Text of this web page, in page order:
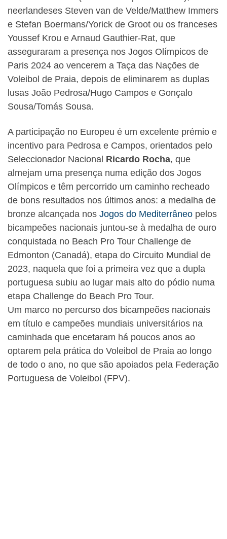
neerlandeses Steven van de Velde/Matthew Immers
e Stefan Boermans/Yorick de Groot ou os franceses
Youssef Krou e Arnaud Gauthier-Rat, que
asseguraram a presença nos Jogos Olímpicos de
Paris 2024 ao vencerem a Taça das Nações de
Voleibol de Praia, depois de eliminarem as duplas
lusas João Pedrosa/Hugo Campos e Gonçalo
Sousa/Tomás Sousa.
A participação no Europeu é um excelente prémio e
incentivo para Pedrosa e Campos, orientados pelo
Seleccionador Nacional Ricardo Rocha, que
almejam uma presença numa edição dos Jogos
Olímpicos e têm percorrido um caminho recheado
de bons resultados nos últimos anos: a medalha de
bronze alcançada nos Jogos do Mediterrâneo pelos
bicampeões nacionais juntou-se à medalha de ouro
conquistada no Beach Pro Tour Challenge de
Edmonton (Canadá), etapa do Circuito Mundial de
2023, naquela que foi a primeira vez que a dupla
portuguesa subiu ao lugar mais alto do pódio numa
etapa Challenge do Beach Pro Tour.
Um marco no percurso dos bicampeões nacionais
em título e campeões mundiais universitários na
caminhada que encetaram há poucos anos ao
optarem pela prática do Voleibol de Praia ao longo
de todo o ano, no que são apoiados pela Federação
Portuguesa de Voleibol (FPV).